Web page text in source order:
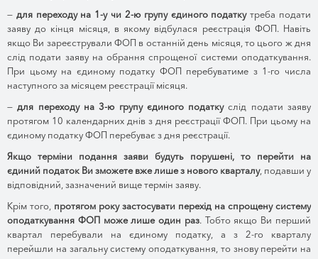
— для переходу на 1-у чи 2-ю групу єдиного податкутреба подати
заяву до кінця місяця, в якому відбулася реєстрація ФОП. Навіть
якщо Ви зареєстрували ФОП в останній день місяця, то цього ж дня
слід подати заяву на обрання спрощеної системи оподаткування.
При цьому на єдиному податку ФОП перебуватиме з 1-го числа
наступного за місяцем реєстрації місяця.
— для переходу на 3-ю групу єдиного податкуслід подати заяву
протягом 10 календарних днів з дня реєстрації ФОП. При цьому на
єдиному податку ФОП перебуває з дня реєстрації.
Якщо терміни подання заяви будуть порушені, то перейти на
єдиний податок Ви зможете вже лише з нового кварталу, подавши у
відповідний, зазначений вище термін заяву.
Крім того, протягом року застосувати перехід на спрощену систему
оподаткування ФОП може лише один раз. Тобто якщо Ви перший
квартал перебували на єдиному податку, а з 2-го кварталу
перейшли на загальну систему оподаткування, то знову перейти на